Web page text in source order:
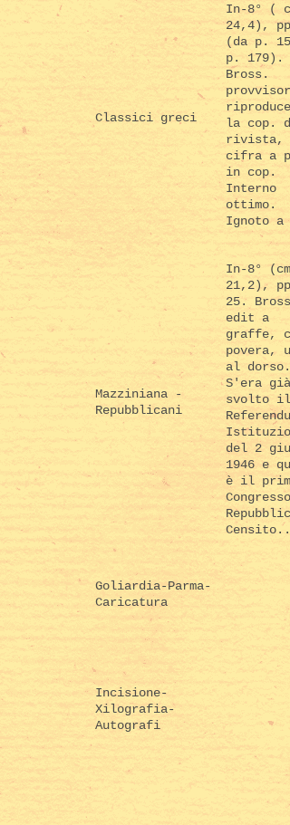
Classici greci
In-8° (
24,4),
(da p.
p. 179).
Bross.
la cop.
rivista,
cifra a
in cop.
Interno
ottimo.
Ignoto a
Mazziniana -
Repubblicani
In-8°
21,2),
25.
edit a
graffe,
povera,
al dorso.
S'era già
svolto il
del 2
1946 e
è il
Goliardia-Parma-
Caricatura
Incisione-
Xilografia-
Autografi